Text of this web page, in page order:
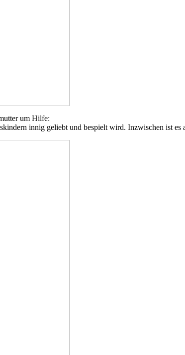
um Hilfe:
innig geliebt und bespielt wird. Inzwischen ist